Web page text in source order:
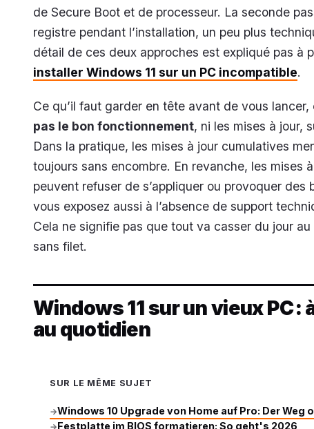
de Secure Boot et de processeur. La seconde
registre pendant l’installation, un peu plus
détail de ces deux approches est expliqué pas à
installer Windows 11 sur un PC incompatible.
Ce qu’il faut garder en tête avant de vous lancer,
pas le bon fonctionnement, ni les mises à jour,
Dans la pratique, les mises à jour cumulatives
toujours sans encombre. En revanche, les mises
peuvent refuser de s’appliquer ou provoquer des
vous exposez aussi à l’absence de support
Cela ne signifie pas que tout va casser du jour
sans filet.
Windows 11 sur un vieux PC
au quotidien
SUR LE MÊME SUJET
→Windows 10 Upgrade von Home auf Pro: Der Weg
→Festplatte im BIOS formatieren: So geht's 2026